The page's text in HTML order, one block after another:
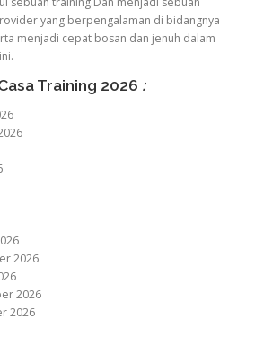
yang berpengalaman di bidangnya
menjadi cepat bosan dan jenuh dalam
Training 2026 :
2026
2026
2026